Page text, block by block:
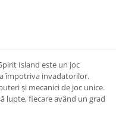
Island este un joc
împotriva invadatorilor.
și mecanici de joc unice.
lupte, fiecare având un grad